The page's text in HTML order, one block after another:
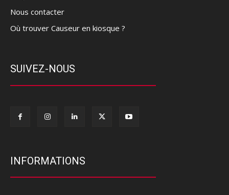
Nous contacter
Où trouver Causeur en kiosque ?
SUIVEZ-NOUS
INFORMATIONS